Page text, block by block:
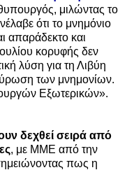
μιλώντας το
ότι το μνημόνιο
απαράδεκτο και
κορυφής δεν
λύση για τη Λιβύη
των μνημονίων.
Εξωτερικών».
δεχθεί σειρά από
, με ΜΜΕ από την
πως η